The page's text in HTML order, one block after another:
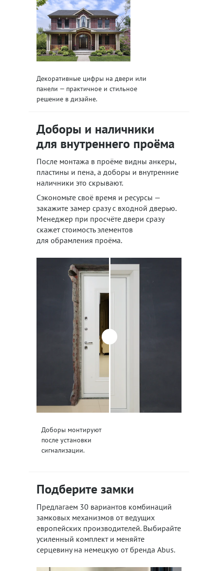
Декоративные цифры на двери или
панели — практичное и стильное
решение в дизайне.
Доборы и наличники
для внутреннего проёма
После монтажа в проёме видны анкеры,
пластины и пена, а доборы и внутренние
наличники это скрывают.
Сэкономьте своё время и ресурсы —
закажите замер сразу с входной дверью.
Менеджер при просчёте двери сразу
скажет стоимость элементов
для обрамления проёма.
Доборы монтируют
после установки
сигнализации.
Подберите замки
Предлагаем 30 вариантов комбинаций
замковых механизмов от ведущих
европейских производителей. Выбирайте
усиленный комплект и меняйте
серцевину на немецкую от бренда Abus.